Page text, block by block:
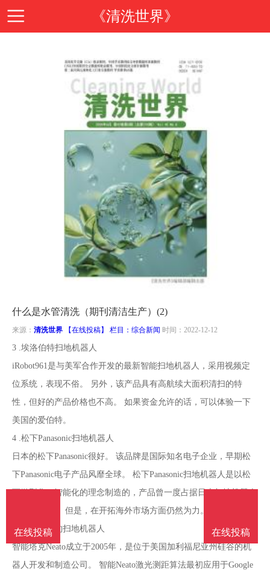
《清洗世界》
稿
投
稿
系
什么是水管清洗（期刊清洁生产）(2)
来源： 清洗世界 【在线投稿】 栏目： 综合新闻 时间：2022-12-12
3 .埃洛伯特扫地机器人
iRobot961是与美军合作开发的最新智能扫地机器人，采用视频定
位系统，表现不俗。 另外，该产品具有高航续大面积清扫的特
性，但好的产品价格也不高。 如果资金允许的话，可以体验一下
美国的爱伯特。
4 .松下Panasonic扫地机器人
日本的松下Panasonic很好。 该品牌是国际知名电子企业，早期松
下Panasonic电子产品风靡全球。 松下Panasonic扫地机器人是以松
下微型化、智能化的理念制造的，产品曾一度占据日本扫地机器人
销售的首位。 但是，在开拓海外市场方面仍然为力。
正式开拓北约扫地机器人
智能塔克Neato成立于2005年，是位于美国加利福尼亚州硅谷的机
器人开发和制造公司。 智能Neato激光测距算法最初应用于Google
在线投稿
在线投稿